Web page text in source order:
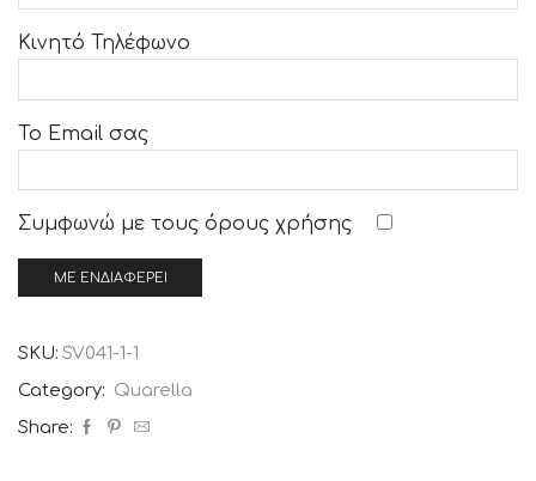
Κινητό Τηλέφωνο
Το Email σας
Συμφωνώ με τους όρους χρήσης
SKU: SV041-1-1
Category: Quarella
Share: